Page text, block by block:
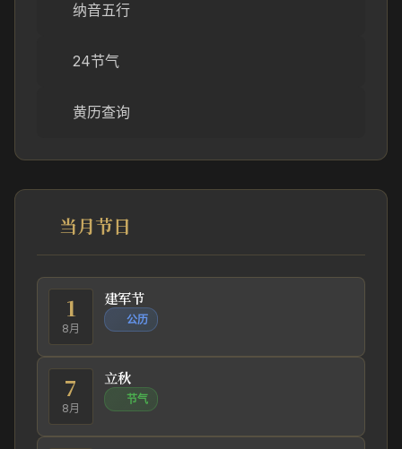
纳音五行
24节气
黄历查询
当月节日
1
8月
建军节
公历
7
8月
立秋
节气